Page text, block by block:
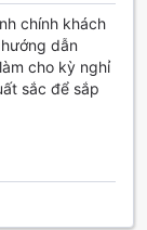
di chuyển
kỳ nghỉ
dịch vụ đưa
đến và rời
tìm kiếm
nghiệp
rằng bạn có
suôn sẻ
du lịch hấp
chính khách
dẫn
cho kỳ nghỉ
sắc để sắp